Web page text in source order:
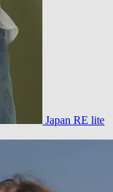
Japan RE lite